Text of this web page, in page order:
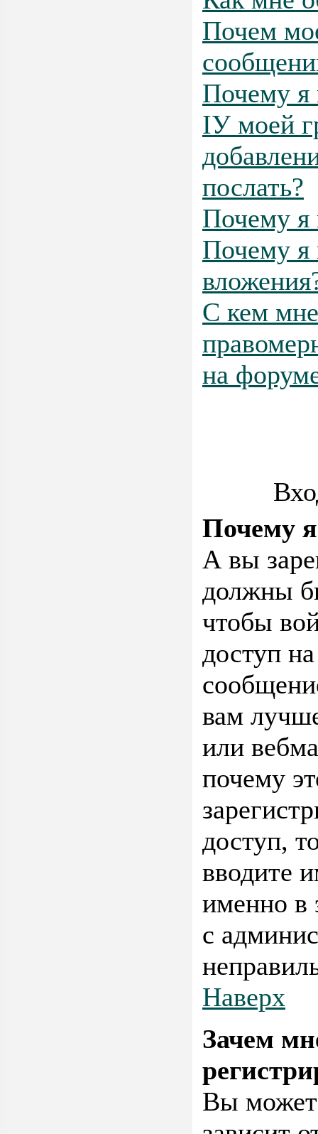
Почем
Почему я
IУ моей
послать?
Почему я
Почему я
С кем мне
на
Почему
А вы
должны
чтобы
доступ
вам
или
почему
доступ,
вводите
именно в
с
Наверх
Зачем
Вы